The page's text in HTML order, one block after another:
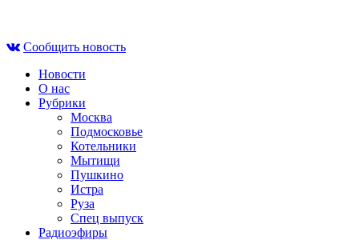
contentСообщить новость
Новости
О нас
Рубрики
Москва
Подмосковье
Котельники
Мытищи
Пушкино
Истра
Руза
Спец выпуск
Радиоэфиры